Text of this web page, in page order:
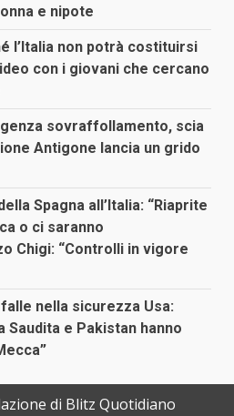
e nipote
l’Italia non potrà costituirsi
con i giovani che cercano
sovraffollamento, scia
Antigone lancia un grido
Spagna all’Italia: “Riaprite
o ci saranno
Chigi: “Controlli in vigore
falle nella sicurezza Usa:
Saudita e Pakistan hanno
di Blitz Quotidiano